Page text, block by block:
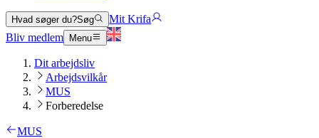
Hvad søger du?Søg
Mit Krifa
Bliv medlem
Menu
Dit arbejdsliv
Arbejdsvilkår
MUS
Forberedelse
MUS